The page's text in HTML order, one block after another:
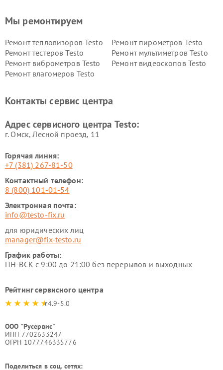
Мы ремонтируем
Ремонт тепловизоров Testo
Ремонт пирометров Testo
Ремонт тестеров Testo
Ремонт мультиметров Testo
Ремонт виброметров Testo
Ремонт видеоскопов Testo
Ремонт влагомеров Testo
Контакты сервис центра
Адрес сервисного центра Testo:
г. Омск, ​Лесной проезд, 11
Горячая линия:
+7 (381) 267-81-50
Контактный телефон:
8 (800) 101-01-54
Электронная почта:
info@testo-fix.ru
для юридических лиц
manager@fix-testo.ru
График работы:
ПН-ВСК с 9:00 до 21:00 без перерывов и выходных
Рейтинг сервисного центра
4.9-5.0
ООО "Русервис"
ИНН 7702633247
ОГРН 1077746335776
Поделиться в соц. сетях: